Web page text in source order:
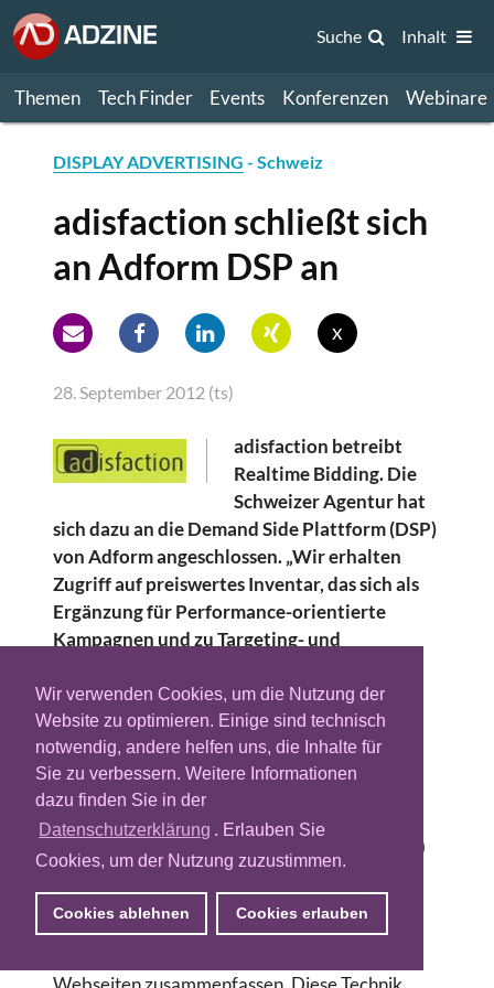
Wir verwenden Cookies, um die Nutzung der
Website zu optimieren. Einige sind technisch
notwendig, andere helfen uns, die Inhalte für
Sie zu verbessern. Weitere Informationen
dazu finden Sie in der
Datenschutzerklärung . Erlauben Sie
Cookies, um der Nutzung zuzustimmen.
Cookies ablehnen Cookies erlauben
Themen Tech Finder Events Konferenzen Webinare
Suche Inhalt
DISPLAY ADVERTISING - Schweiz
adisfaction schließt sich
an Adform DSP an
x
28. September 2012 (ts)
adisfaction betreibt
Realtime Bidding. Die
Schweizer Agentur hat
sich dazu an die Demand Side Plattform (DSP)
von Adform angeschlossen. „Wir erhalten
Zugriff auf preiswertes Inventar, das sich als
Ergänzung für Performance-orientierte
Kampagnen und zu Targeting- und
adisfaction-Geschäftsführer Daniel
Hünebeck.
Realtime Bidding (RTB) bezeichnet den
automatisierten Handel mit
Werbeplatzierungen. Als Agenten treten auf
der Publisher-Seite Sell Side Plattformen (SSP)
und auf der Advertiser-Seite Demand Side
Plattform (DSP) auf. Sowohl DSP als auch SSP
agieren als Aggregatoren, die die Angebote